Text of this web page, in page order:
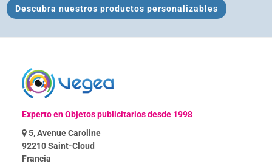
Descubra nuestros productos personalizables
Experto enObjetos publicitariosdesde 1998
5, Avenue Caroline
92210 Saint-Cloud
Francia